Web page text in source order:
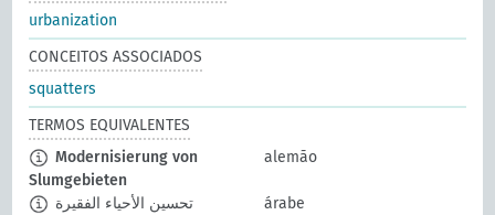
urbanization
CONCEITOS ASSOCIADOS
squatters
TERMOS EQUIVALENTES
Modernisierung von
Slumgebieten
alemão
تحسين الأحياء الفقيرة
árabe